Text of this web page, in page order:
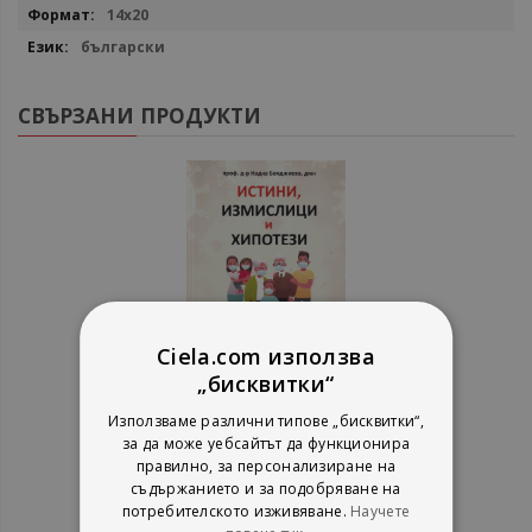
14x20
български
СВЪРЗАНИ ПРОДУКТИ
Истини, измислици и хипотези
за COVID-19
Проф. д-р Надка Бояджиева
Жени Хаджииванова
Ciela.com използва
„бисквитки“
Използваме различни типове „бисквитки“,
за да може уебсайтът да функционира
правилно, за персонализиране на
съдържанието и за подобряване на
потребителското изживяване. Научете